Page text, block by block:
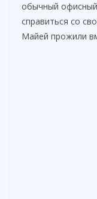
обычный
справиться со
Майей прожили